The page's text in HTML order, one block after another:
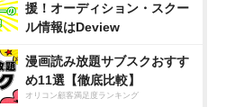
援！オーディション・スクー
ル情報はDeview
漫画読み放題サブスクおすす
め11選【徹底比較】
オリコン顧客満足度ランキング